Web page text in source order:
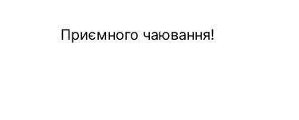
Приємного чаювання!